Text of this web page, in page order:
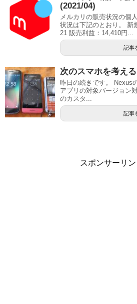
(2021/04)
メルカリの販売状況の個
状況は下記のとおり。 新
21 販売利益：14,410円...
記事
次のスマホを考える
昨日の続きです。 Nexus
アプリの対象バージョン
のカスタ...
記事
スポンサーリン